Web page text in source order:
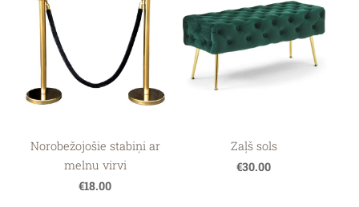
Norobežojošie stabiņi ar
melnu virvi
€18.00
Zaļš sols
€30.00